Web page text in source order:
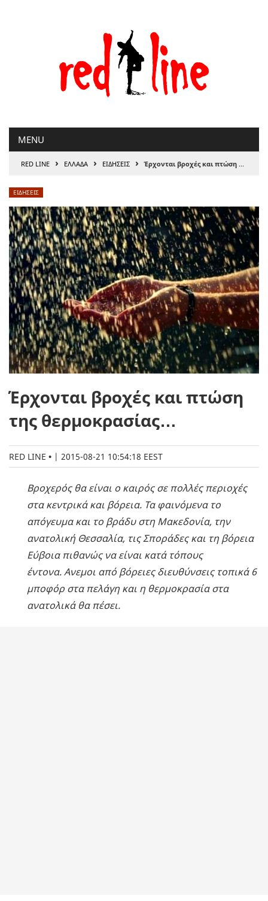
MENU
RED LINE › ΕΛΛΑΔΑ › ΕΙΔΗΣΕΙΣ › Έρχονται βροχές και πτώση της θερμοκρασίας…
ΕΙΔΗΣΕΙΣ
Έρχονται βροχές και πτώση
της θερμοκρασίας…
RED LINE | 2015-08-21 10:54:18 EEST
Βροχερός θα είναι ο καιρός σε πολλές περιοχές
στα κεντρικά και βόρεια. Τα φαινόμενα το
απόγευμα και το βράδυ στη Μακεδονία, την
ανατολική Θεσσαλία, τις Σποράδες και τη βόρεια
Εύβοια πιθανώς να είναι κατά τόπους
έντονα. Ανεμοι από βόρειες διευθύνσεις τοπικά 6
μποφόρ στα πελάγη και η θερμοκρασία στα
ανατολικά θα πέσει.